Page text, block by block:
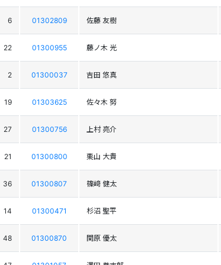
6 01302809 佐藤 友樹
22 01300955 藤ノ木 光
2 01300037 吉田 悠真
19 01303625 佐々木 努
27 01300756 上村 亮介
21 01300800 栗山 大貴
36 01300807 篠﨑 健太
14 01300471 杉沼 聖平
48 01300870 関原 優太